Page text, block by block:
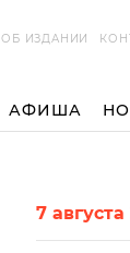
ОБ ИЗДАНИИ
АФИША
7 августа